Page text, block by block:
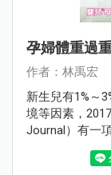
孕婦體重過
作者：林禹宏
新生兒有1%～
境等因素，
Journal）有一